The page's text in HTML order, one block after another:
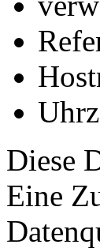
Diese
Eine